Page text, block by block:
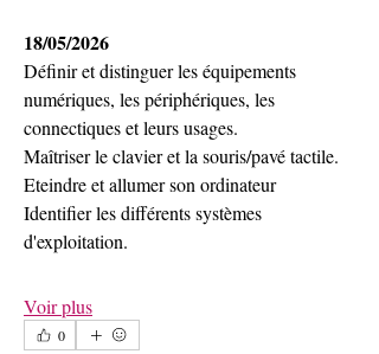
18/05/2026
Définir et distinguer les équipements
numériques, les périphériques, les
connectiques et leurs usages.
Maîtriser le clavier et la souris/pavé tactile.
Eteindre et allumer son ordinateur
Identifier les différents systèmes
d'exploitation.
Voir plus
0